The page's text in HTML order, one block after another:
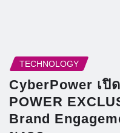
TECHNOLOGY
CyberPower เปิ
POWER
Brand